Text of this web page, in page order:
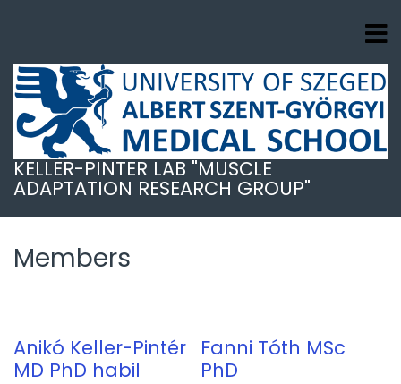
content
KELLER-PINTER LAB "MUSCLE
ADAPTATION RESEARCH GROUP"
Members
Anikó Keller-Pintér
MD PhD habil
Fanni Tóth MSc
PhD